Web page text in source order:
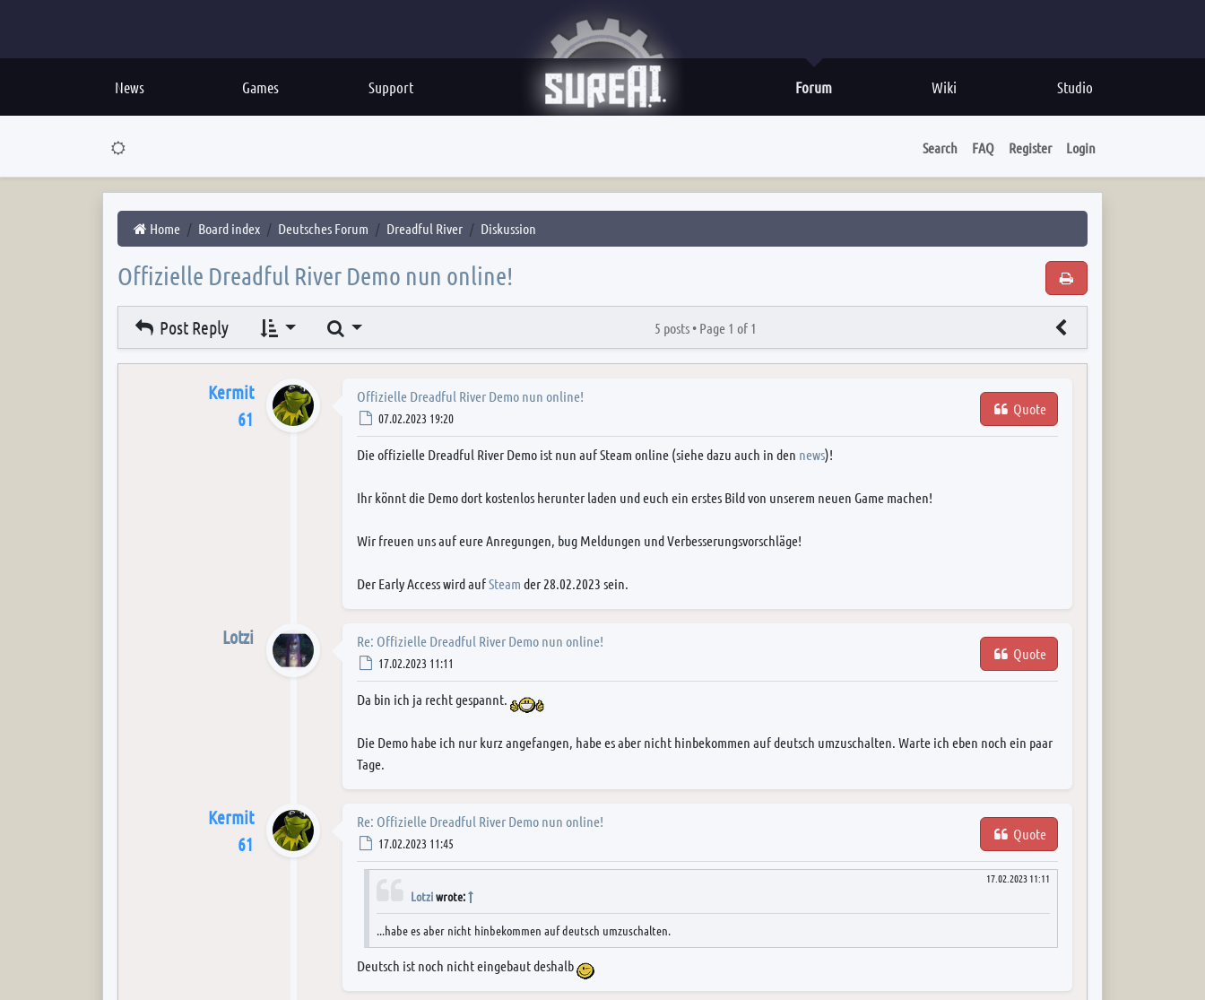
News Games Support Studio
Wiki
Forum
Search FAQ Register Login
Home Board index Deutsches Forum Dreadful River Diskussion
Offizielle Dreadful River Demo nun online!
Post Reply Search 5 posts • Page 1 of 1
Kermit
61
Offizielle Dreadful River Demo nun online!
Post
07.02.2023 19:20
Quote
Die offizielle Dreadful River Demo ist nun auf Steam online (siehe dazu auch in den news)!
Ihr könnt die Demo dort kostenlos herunter laden und euch ein erstes Bild von unserem neuen Game machen!
Wir freuen uns auf eure Anregungen, bug Meldungen und Verbesserungsvorschläge!
Der Early Access wird aufSteam der 28.02.2023 sein.
Lotzi
Re: Offizielle Dreadful River Demo nun online!
Post
17.02.2023 11:11
Quote
Da bin ich ja recht gespannt.
Die Demo habe ich nur kurz angefangen, habe es aber nicht hinbekommen auf deutsch umzuschalten. Warte ich eben noch ein paar
Tage.
Kermit
61
Re: Offizielle Dreadful River Demo nun online!
Post
17.02.2023 11:45
Quote
17.02.2023 11:11
Lotziwrote:
...habe es aber nicht hinbekommen auf deutsch umzuschalten.
Deutsch ist noch nicht eingebaut deshalb